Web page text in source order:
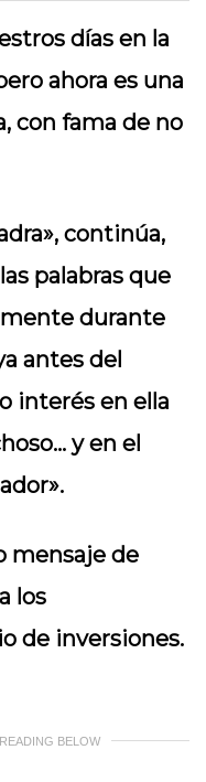
días en la
ahora es una
con fama de no
continúa,
palabras que
durante
antes del
interés en ella
y en el
mensaje de
los
de inversiones.
BELOW